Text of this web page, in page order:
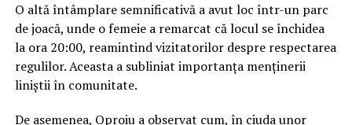
O altă întâmplare semnificativă a avut loc într-un parc
de joacă, unde o femeie a remarcat că locul se închidea
la ora 20:00, reamintind vizitatorilor despre respectarea
regulilor. Aceasta a subliniat importanța menținerii
liniștii în comunitate.
De asemenea, Oproiu a observat cum, în ciuda unor